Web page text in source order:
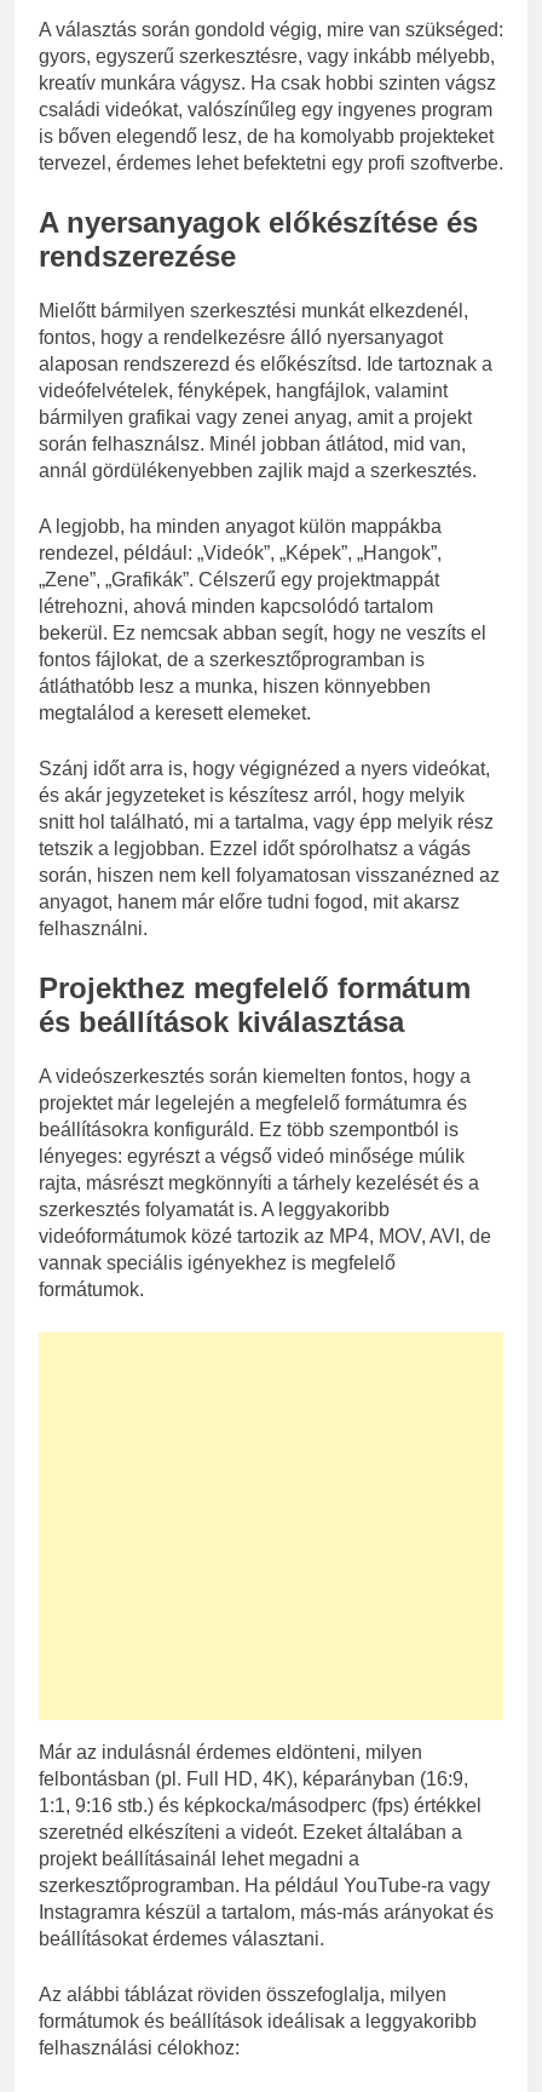
A választás során gondold végig, mire van szükséged:
gyors, egyszerű szerkesztésre, vagy inkább mélyebb,
kreatív munkára vágysz. Ha csak hobbi szinten vágsz
családi videókat, valószínűleg egy ingyenes program
is bőven elegendő lesz, de ha komolyabb projekteket
tervezel, érdemes lehet befektetni egy profi szoftverbe.
A nyersanyagok előkészítése és
rendszerezése
Mielőtt bármilyen szerkesztési munkát elkezdenél,
fontos, hogy a rendelkezésre álló nyersanyagot
alaposan rendszerezd és előkészítsd. Ide tartoznak a
videófelvételek, fényképek, hangfájlok, valamint
bármilyen grafikai vagy zenei anyag, amit a projekt
során felhasználsz. Minél jobban átlátod, mid van,
annál gördülékenyebben zajlik majd a szerkesztés.
A legjobb, ha minden anyagot külön mappákba
rendezel, például: „Videók”, „Képek”, „Hangok”,
„Zene”, „Grafikák”. Célszerű egy projektmappát
létrehozni, ahová minden kapcsolódó tartalom
bekerül. Ez nemcsak abban segít, hogy ne veszíts el
fontos fájlokat, de a szerkesztőprogramban is
átláthatóbb lesz a munka, hiszen könnyebben
megtalálod a keresett elemeket.
Szánj időt arra is, hogy végignézed a nyers videókat,
és akár jegyzeteket is készítesz arról, hogy melyik
snitt hol található, mi a tartalma, vagy épp melyik rész
tetszik a legjobban. Ezzel időt spórolhatsz a vágás
során, hiszen nem kell folyamatosan visszanézned az
anyagot, hanem már előre tudni fogod, mit akarsz
felhasználni.
Projekthez megfelelő formátum
és beállítások kiválasztása
A videószerkesztés során kiemelten fontos, hogy a
projektet már legelején a megfelelő formátumra és
beállításokra konfiguráld. Ez több szempontból is
lényeges: egyrészt a végső videó minősége múlik
rajta, másrészt megkönnyíti a tárhely kezelését és a
szerkesztés folyamatát is. A leggyakoribb
videóformátumok közé tartozik az MP4, MOV, AVI, de
vannak speciális igényekhez is megfelelő
formátumok.
Már az indulásnál érdemes eldönteni, milyen
felbontásban (pl. Full HD, 4K), képarányban (16:9,
1:1, 9:16 stb.) és képkocka/másodperc (fps) értékkel
szeretnéd elkészíteni a videót. Ezeket általában a
projekt beállításainál lehet megadni a
szerkesztőprogramban. Ha például YouTube-ra vagy
Instagramra készül a tartalom, más-más arányokat és
beállításokat érdemes választani.
Az alábbi táblázat röviden összefoglalja, milyen
formátumok és beállítások ideálisak a leggyakoribb
felhasználási célokhoz: